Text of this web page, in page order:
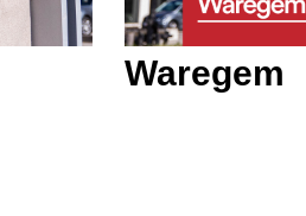
Waregem